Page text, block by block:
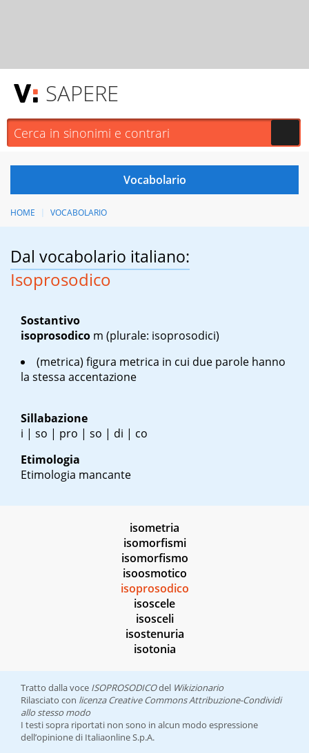
SAPERE
HOME VOCABOLARIO
Dal vocabolario italiano:
Isoprosodico
Sostantivo
isoprosodico m (plurale: isoprosodici)
(metrica) figura metrica in cui due parole hanno
la stessa accentazione
Sillabazione
i | so | pro | so | di | co
Etimologia
Etimologia mancante
isometria
isomorfismi
isomorfismo
isoosmotico
isoprosodico
isoscele
isosceli
isostenuria
isotonia
Tratto dalla voce ISOPROSODICOdel Wikizionario
Rilasciato con licenza Creative Commons Attribuzione-Condividi
allo stesso modo
I testi sopra riportati non sono in alcun modo espressione
dell’opinione di Italiaonline S.p.A.